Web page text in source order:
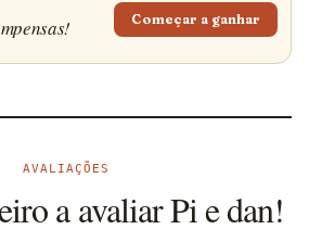
Começar a ganhar
AVALIAÇÕES
a avaliar Pi e dan!